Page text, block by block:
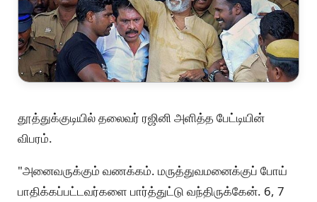
தூத்துக்குடியில் தலைவர் ரஜினி அளித்த பேட்டியின்
விபரம்.
"அனைவருக்கும் வணக்கம். மருத்துவமனைக்குப் போய்
பாதிக்கப்பட்டவர்களை பார்த்துட்டு வந்திருக்கேன். 6, 7